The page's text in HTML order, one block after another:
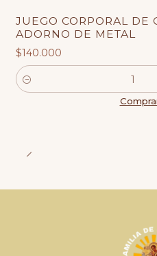
JUEGO CORPORAL DE
ADORNO DE METAL
$140.000
Cantidad